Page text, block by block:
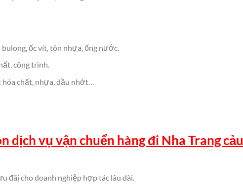
ốc vít, tôn nhựa, ống nước.
công trình.
hóa chất, nhựa, dầu nhớt…
dịch vụ vận chuển hàng đi Nha Trang cảu
đãi cho doanh nghiệp hợp tác lâu dài.